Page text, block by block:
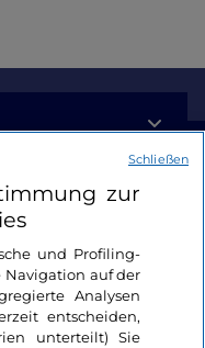
zur
und Profiling-
Navigation auf der
Analysen
entscheiden,
unterteilt) Sie
Schließen